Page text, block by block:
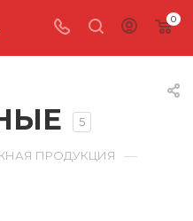
0
5
ПРОДУКЦИЯ —